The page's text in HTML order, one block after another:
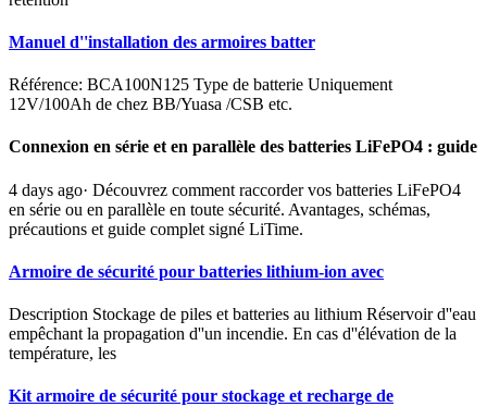
Manuel d''installation des armoires batter
Référence: BCA100N125 Type de batterie Uniquement
12V/100Ah de chez BB/Yuasa /CSB etc.
Connexion en série et en parallèle des batteries LiFePO4 : guide
4 days ago· Découvrez comment raccorder vos batteries LiFePO4
en série ou en parallèle en toute sécurité. Avantages, schémas,
précautions et guide complet signé LiTime.
Armoire de sécurité pour batteries lithium-ion avec
Description Stockage de piles et batteries au lithium Réservoir d''eau
empêchant la propagation d''un incendie. En cas d''élévation de la
température, les
Kit armoire de sécurité pour stockage et recharge de